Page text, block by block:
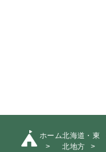
ホーム北海道・東
北地方